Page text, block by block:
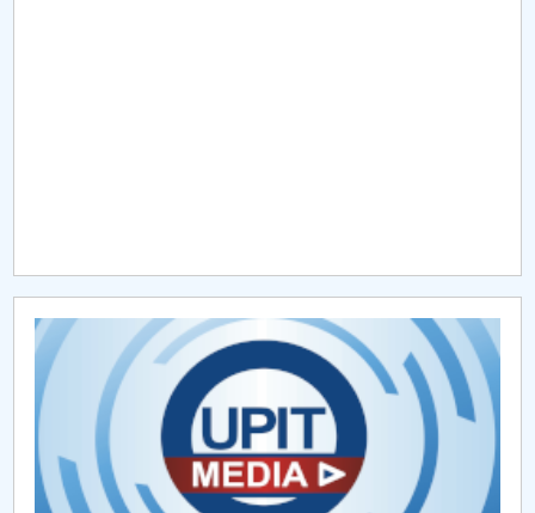
Chestionar angajabilitate ALUMNI – UPB
CAR2026
MENIU CANTINA
Raport activitate Senat 2020-2024
Rapoarte 2021